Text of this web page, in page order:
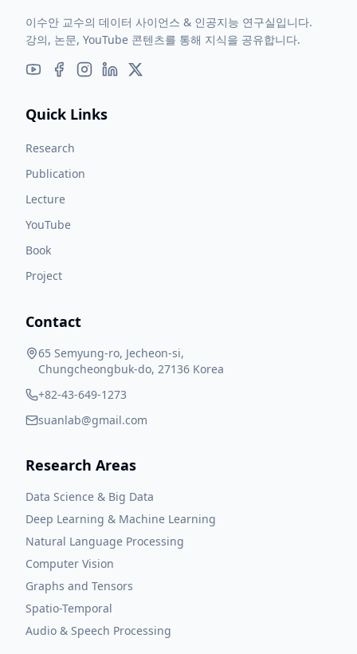
이수안 교수의 데이터 사이언스 & 인공지능 연구실입니다.
강의, 논문, YouTube 콘텐츠를 통해 지식을 공유합니다.
Quick Links
Research
Publication
Lecture
YouTube
Book
Project
Contact
65 Semyung-ro, Jecheon-si,
Chungcheongbuk-do, 27136 Korea
+82-43-649-1273
suanlab@gmail.com
Research Areas
Data Science & Big Data
Deep Learning & Machine Learning
Natural Language Processing
Computer Vision
Graphs and Tensors
Spatio-Temporal
Audio & Speech Processing